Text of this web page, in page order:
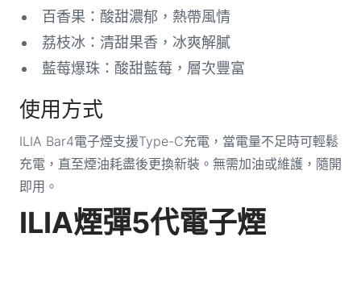
百香果：酸甜濃郁，熱帶風情
荔枝冰：清甜果香，冰爽解膩
藍莓爆珠：酸甜藍莓，層次豐富
使用方式
ILIA Bar4電子煙支援Type-C充電，當電量不足時可輕鬆
充電，直至煙油耗盡後更換新裝。無需加油或維護，隨開
即用。
ILIA煙彈5代電子煙